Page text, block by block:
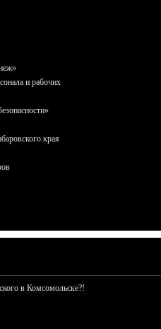
и рабочих
края
в Комсомольске?!